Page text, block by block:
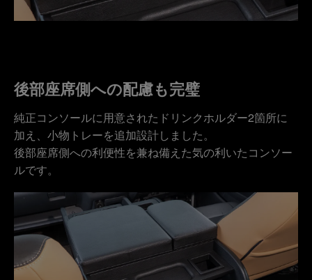
後部座席側への配慮も完璧
純正コンソールに用意されたドリンクホルダー2箇所に
加え、小物トレーを追加設計しました。
後部座席側への利便性を兼ね備えた気の利いたコンソー
ルです。